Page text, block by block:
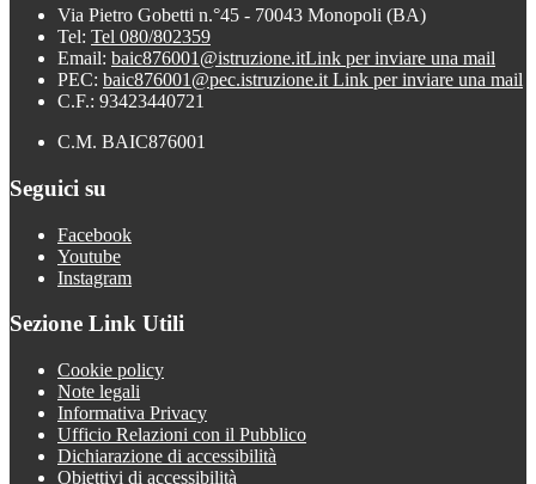
Via Pietro Gobetti n.°45 - 70043 Monopoli (BA)
Tel: Tel 080/802359
Email: baic876001@istruzione.itLink per inviare una mail
PEC: baic876001@pec.istruzione.it Link per inviare una mail
C.F.: 93423440721
C.M. BAIC876001
Seguici su
Facebook
Youtube
Instagram
Sezione Link Utili
Cookie policy
Note legali
Informativa Privacy
Ufficio Relazioni con il Pubblico
Dichiarazione di accessibilità
Obiettivi di accessibilità